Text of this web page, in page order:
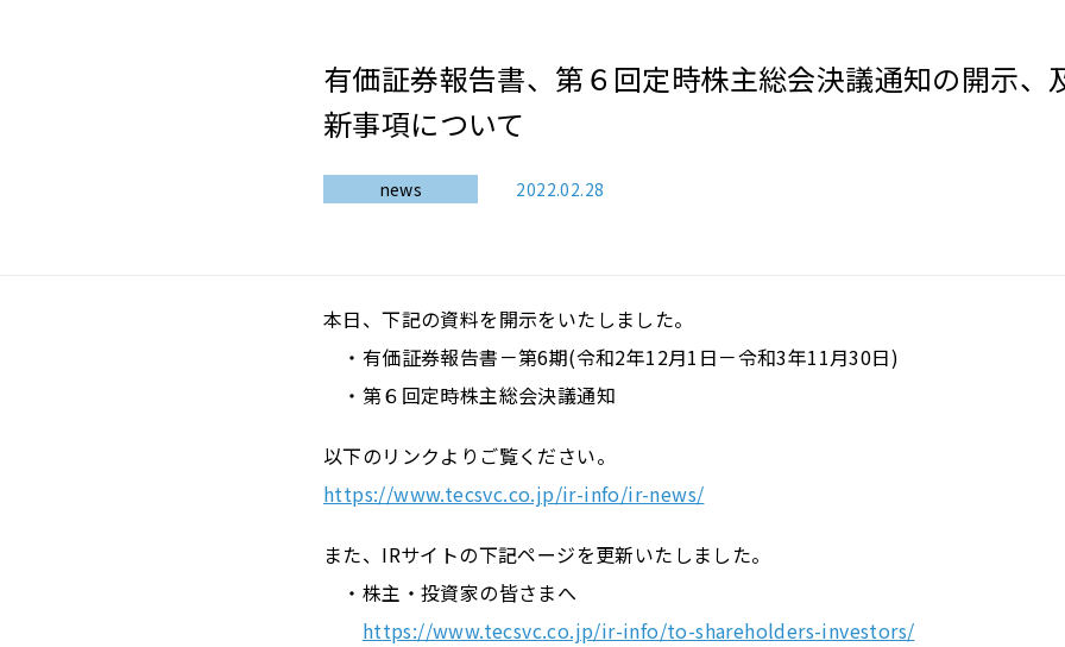
有価証券報告書、第６回定時株主総会決議通知の開示、
新事項について
news 2022.02.28
本日、下記の資料を開示をいたしました。
・有価証券報告書－第6期(令和2年12月1日－令和3年11月30日)
・第６回定時株主総会決議通知
以下のリンクよりご覧ください。
https://www.tecsvc.co.jp/ir-info/ir-news/
また、IRサイトの下記ページを更新いたしました。
・株主・投資家の皆さまへ
https://www.tecsvc.co.jp/ir-info/to-shareholders-investors/